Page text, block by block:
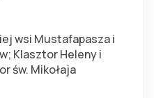
wsi Mustafapasza i
Klasztor Heleny i
św. Mikołaja